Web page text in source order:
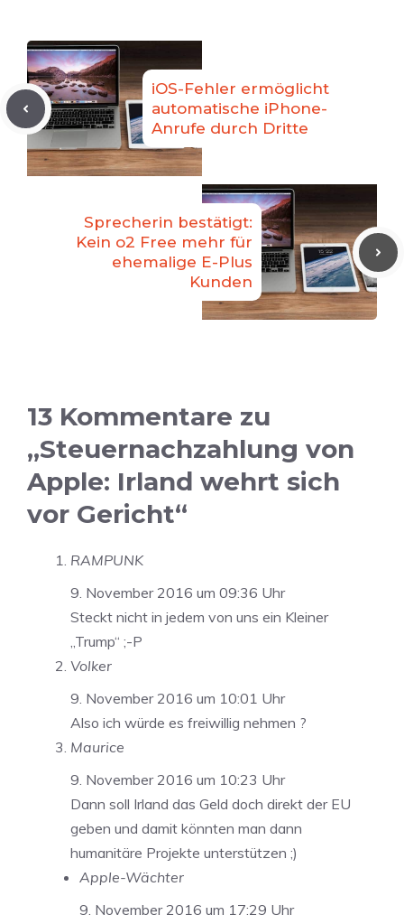
iOS-Fehler ermöglicht
automatische iPhone-
Anrufe durch Dritte
Sprecherin bestätigt:
Kein o2 Free mehr für
ehemalige E-Plus
Kunden
13 Kommentare zu
„Steuernachzahlung von
Apple: Irland wehrt sich
vor Gericht“
RAMPUNK
9. November 2016 um 09:36 Uhr
Steckt nicht in jedem von uns ein Kleiner
„Trump“ ;-P
Volker
9. November 2016 um 10:01 Uhr
Also ich würde es freiwillig nehmen ?
Maurice
9. November 2016 um 10:23 Uhr
Dann soll Irland das Geld doch direkt der EU
geben und damit könnten man dann
humanitäre Projekte unterstützen ;)
Apple-Wächter
9. November 2016 um 17:29 Uhr